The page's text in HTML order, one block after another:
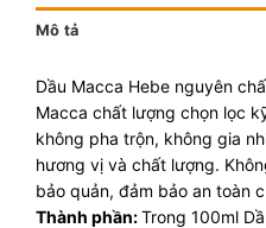
Mô tả
Dầu Macca Hebe nguyên
Macca chất lượng chọn lọc
không pha trộn, không gia
hương vị và chất lượng.
bảo quản, đảm bảo an toàn
Thành phần:Trong 100ml